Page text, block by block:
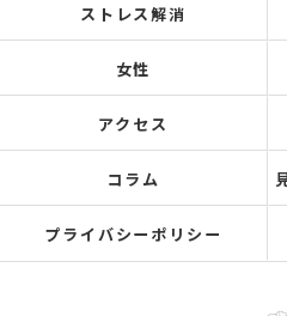
ストレス解消
女性
アクセス
コラム
プライバシーポリシー